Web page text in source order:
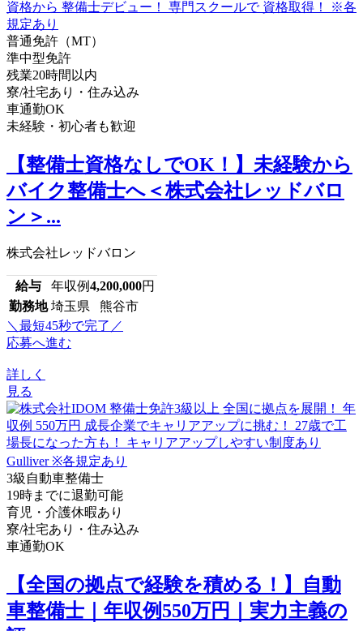
普通免許（MT）
準中型免許
残業20時間以内
寮/社宅あり・住み込み
車通勤OK
未経験・初心者も歓迎
【整備士資格なしでOK！】未経験から
バイク整備士へ＜株式会社レッドバロ
ン＞...
株式会社レッドバロン
給与 年収例4,200,000円
勤務地 埼玉県 熊谷市
＼最短45秒で完了／
応募へ進む
詳しく
見る
3級自動車整備士
19時までに退勤可能
育児・介護休暇あり
寮/社宅あり・住み込み
車通勤OK
【全国の拠点で経験を積める！】自動
車整備士｜年収例550万円｜実力主義の